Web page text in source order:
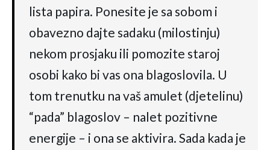
lista papira. Ponesite je sa sobom i
obavezno dajte sadaku (milostinju)
nekom prosjaku ili pomozite staroj
osobi kako bi vas ona blagoslovila. U
tom trenutku na vaš amulet (djetelinu)
“pada” blagoslov – nalet pozitivne
energije – i ona se aktivira. Sada kada je